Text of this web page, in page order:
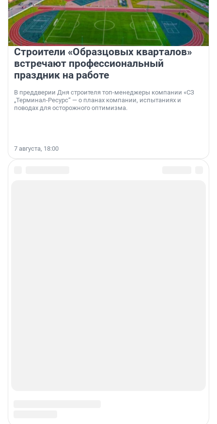
Строители «Образцовых кварталов»
встречают профессиональный
праздник на работе
В преддверии Дня строителя топ-менеджеры компании «СЗ
„Терминал-Ресурс“ — о планах компании, испытаниях и
поводах для осторожного оптимизма.
7 августа, 18:00